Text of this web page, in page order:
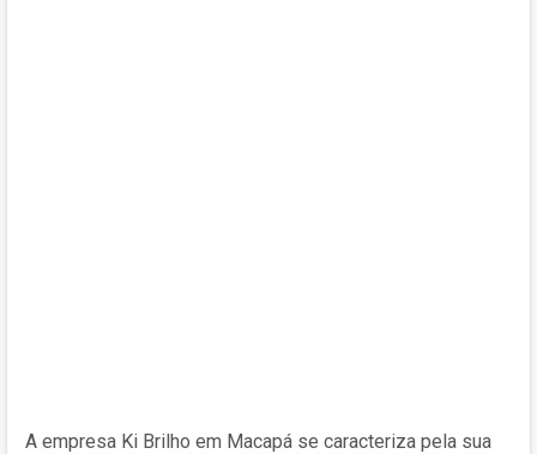
A empresa Ki Brilho em Macapá se caracteriza pela sua